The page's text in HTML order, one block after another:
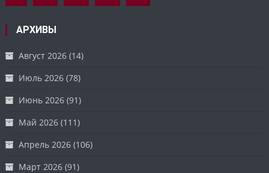
АРХИВЫ
Август 2026 (14)
Июль 2026 (78)
Июнь 2026 (91)
Май 2026 (111)
Апрель 2026 (106)
Март 2026 (91)